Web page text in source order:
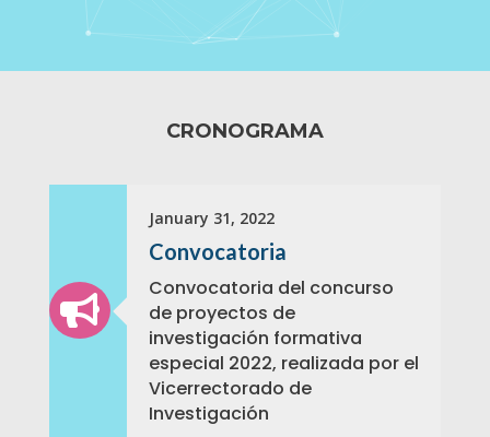
CRONOGRAMA

January 31, 2022
Convocatoria
Convocatoria del concurso
de proyectos de
investigación formativa
especial 2022, realizada por el
Vicerrectorado de
Investigación